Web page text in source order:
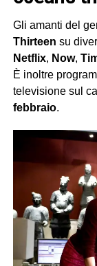
Gli amanti del
Thirteen su
Netflix, Now,
È inoltre
televisione sul
febbraio.